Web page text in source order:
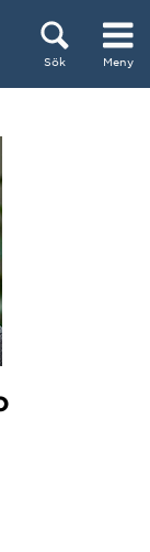
Sök Meny